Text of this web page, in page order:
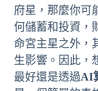
府星，那麼你可
何儲蓄和投資，
命宮主星之外，
生影響。因此，
最好還是透過AI